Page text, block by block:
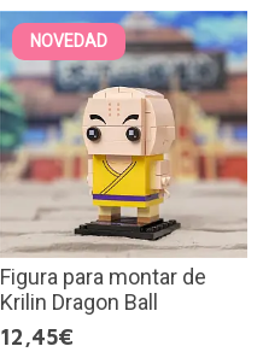
NOVEDAD
Figura para montar de
Krilin Dragon Ball
12,45€